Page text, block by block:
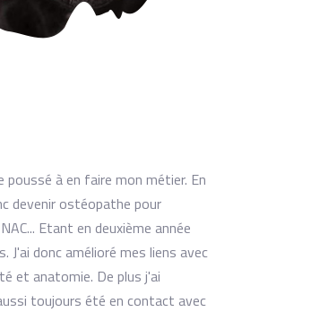
à en faire mon métier. En
devenir ostéopathe pour
Etant en deuxième année
donc amélioré mes liens avec
et anatomie. De plus j'ai
toujours été en contact avec